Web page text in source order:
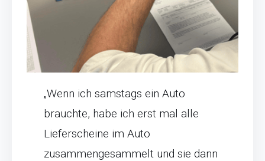
„Wenn ich samstags ein Auto
brauchte, habe ich erst mal alle
Lieferscheine im Auto
zusammengesammelt und sie dann